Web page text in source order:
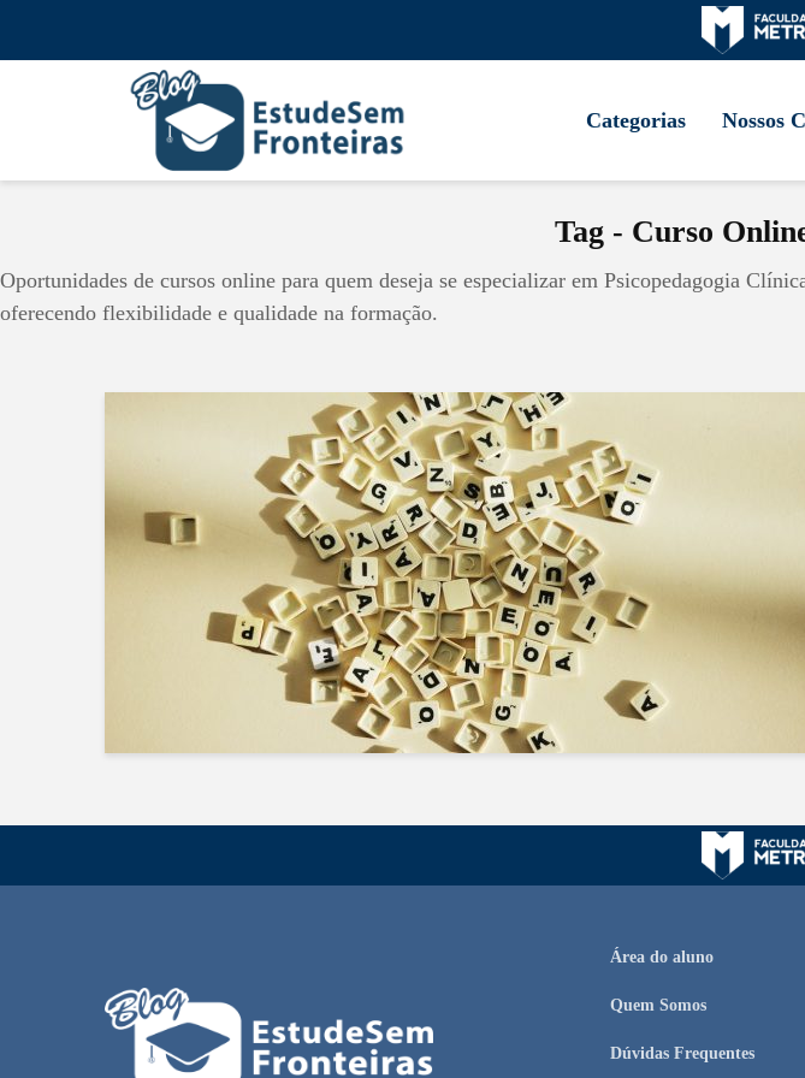
Categorias Nossos
Tag - Curso
Oportunidades de cursos online para quem deseja se especializar em Psicopedagogia
oferecendo flexibilidade e qualidade na formação.
Área do aluno
Quem Somos
Dúvidas Frequentes